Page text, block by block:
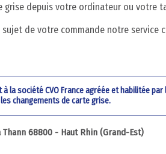
grise depuis votre ordinateur ou votre
de votre commande notre service
société CVO France agréée et habilitée par
changements de carte grise.
68800 - Haut Rhin (Grand-Est)